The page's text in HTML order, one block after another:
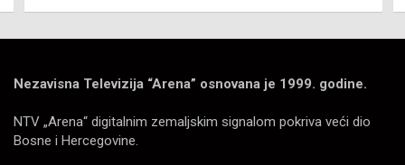
Nezavisna Televizija “Arena” osnovana je 1999. godine.
NTV „Arena“ digitalnim zemaljskim signalom pokriva veći dio
Bosne i Hercegovine.